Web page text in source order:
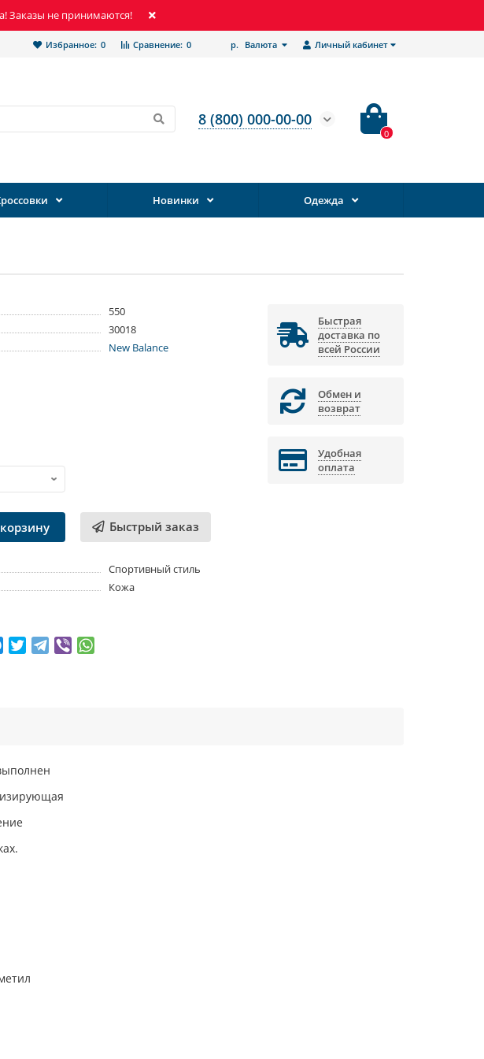
Заказы не принимаются!
Личный кабинет
р. Валюта
Сравнение: 0
Избранное: 0
8 (800) 000-00-00
0
Новинки Одежда
550
30018
New Balance
Быстрый заказ
Спортивный стиль
Кожа
Быстрая
доставка по
всей России
Обмен и
возврат
Удобная
оплата